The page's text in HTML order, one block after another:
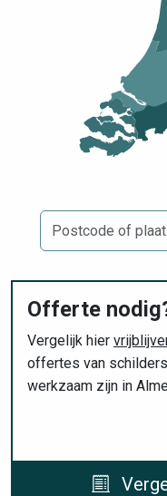
Offerte
Vergelijk hier
offertes van
werkzaam zijn in